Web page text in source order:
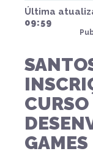
Última
09:59
GAMES